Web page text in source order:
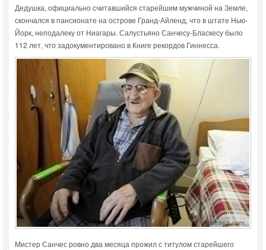
Дедушка, официально считавшийся старейшим мужчиной на Земле,
скончался в пансионате на острове Гранд-Айленд, что в штате Нью-
Йорк, неподалеку от Ниагары. Салустьяно Санчесу-Бласкесу было
112 лет, что задокументировано в Книге рекордов Гиннесса.
Мистер Санчес ровно два месяца прожил с титулом старейшего